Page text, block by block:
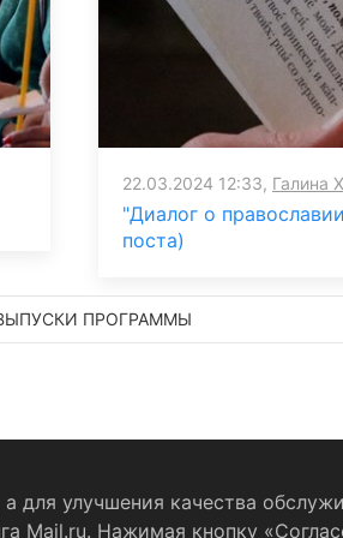
22.03.2024 12:33, Галина
"Диалог о
поста)
ПРОГРАММЫ
RSS-лента
для улучшения качества
Mail.ru. Нажимая кнопку